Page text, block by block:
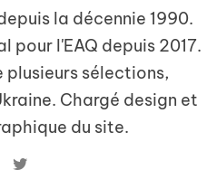
la décennie 1990.
pour l'EAQ depuis 2017.
plusieurs sélections,
Chargé design et
du site.